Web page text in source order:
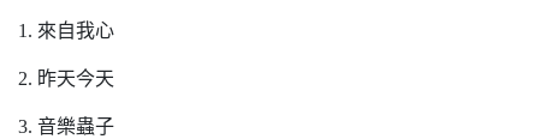
1. 來自我心
2. 昨天今天
3. 音樂蟲子